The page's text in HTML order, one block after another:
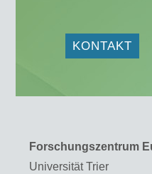
KONTAKT
Forschungszentrum
Universität Trier